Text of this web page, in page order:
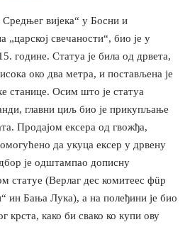
вијека“ у Босни и
„царској свечаности“, био је у
године. Статуа је била од дрвета,
око два метра, и постављена је
станице. Осим што је статуа
главни циљ био је прикупљање
Продајом ексера од гвожђа,
да укуца ексер у дрвену
је одштампао дописну
статуе (Верлаг дес комитеес фüр
ин Бања Лука), а на полеђини је био
крста, како би свако ко купи ову